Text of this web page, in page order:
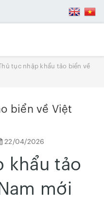
tục nhập khẩu tảo biển về
biển về Việt
22/04/2026
khẩu tảo
mới